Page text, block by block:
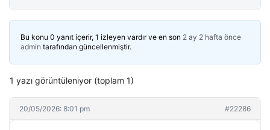
Bu konu 0 yanıt içerir, 1 izleyen vardır ve en son 2 ay 2 hafta önce
admin tarafından güncellenmiştir.
1 yazı görüntüleniyor (toplam 1)
20/05/2026: 8:01 pm #22286